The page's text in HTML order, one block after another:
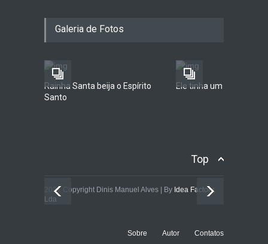
EDUMEDIA 2020-11-26
Galeria de Fotos
Rainha Santa beija o Espírito
Santo
Ele tinha um sonho...
Top
2021 Copyright Dinis Manuel Alves | By Idea Factory,
Lda
Sobre Autor Contatos